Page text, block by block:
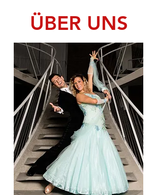
ÜBER UNS